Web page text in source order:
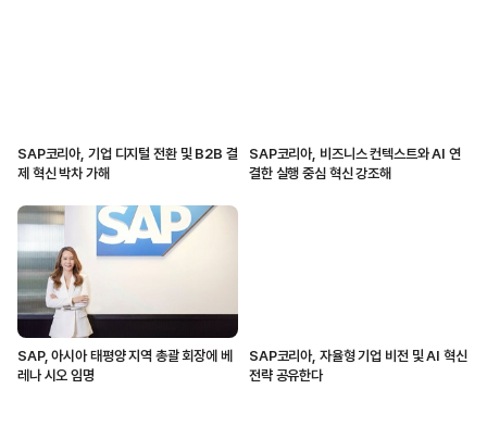
SAP코리아, 기업 디지털 전환 및 B2B 결
제 혁신 박차 가해
SAP코리아, 비즈니스 컨텍스트와 AI 연
결한 실행 중심 혁신 강조해
SAP, 아시아 태평양 지역 총괄 회장에 베
레나 시오 임명
SAP코리아, 자율형 기업 비전 및 AI 혁신
전략 공유한다